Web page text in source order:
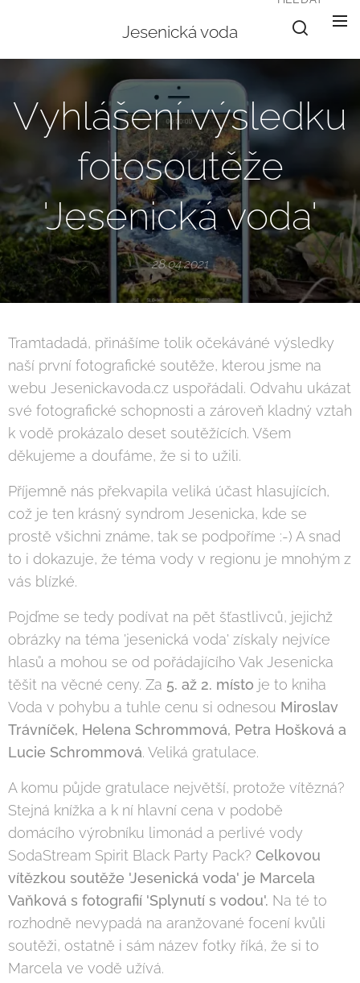
Jesenická voda
Vyhlášení výsledku
fotosoutěže
'Jesenická voda'
28.04.2021
Tramtadadá, přinášíme tolik očekáváné výsledky
naší první fotografické soutěže, kterou jsme na
webu Jesenickavoda.cz uspořádali. Odvahu ukázat
své fotografické schopnosti a zároveň kladný vztah
k vodě prokázalo deset soutěžících. Všem
děkujeme a doufáme, že si to užili.
Příjemně nás překvapila veliká účast hlasujících,
což je ten krásný syndrom Jesenicka, kde se
prostě všichni známe, tak se podpoříme :-) A snad
to i dokazuje, že téma vody v regionu je mnohým z
vás blízké.
Pojďme se tedy podívat na pět šťastlivců, jejichž
obrázky na téma 'jesenická voda' získaly nejvíce
hlasů a mohou se od pořádajícího Vak Jesenicka
těšit na věcné ceny. Za 5. až 2. místo je to kniha
Voda v pohybu a tuhle cenu si odnesou Miroslav
Trávníček, Helena Schrommová, Petra Hošková a
Lucie Schrommová. Veliká gratulace.
A komu půjde gratulace největší, protože vítězná?
Stejná knížka a k ní hlavní cena v podobě
domácího výrobníku limonád a perlivé vody
SodaStream Spirit Black Party Pack? Celkovou
vítězkou soutěže 'Jesenická voda' je Marcela
Vaňková s fotografií 'Splynutí s vodou'. Na té to
rozhodně nevypadá na aranžované focení kvůli
soutěži, ostatně i sám název fotky říká, že si to
Marcela ve vodě užívá.